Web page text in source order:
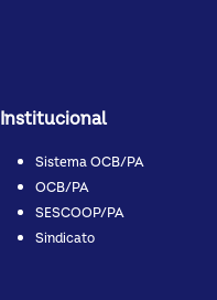
Institucional
Sistema OCB/PA
OCB/PA
SESCOOP/PA
Sindicato